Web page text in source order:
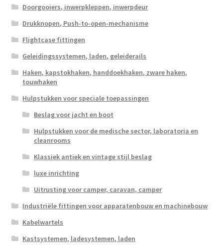
Doorgooiers, inwerpkleppen, inwerpdeur
Drukknopen, Push-to-open-mechanisme
Flightcase fittingen
Geleidingssystemen, laden, geleiderails
Haken, kapstokhaken, handdoekhaken, zware haken,
touwhaken
Hulpstukken voor speciale toepassingen
Beslag voor jacht en boot
Hulpstukken voor de medische sector, laboratoria en
cleanrooms
Klassiek antiek en vintage stijl beslag
luxe inrichting
Uitrusting voor camper, caravan, camper
Industriële fittingen voor apparatenbouw en machinebouw
Kabelwartels
Kastsystemen, ladesystemen, laden